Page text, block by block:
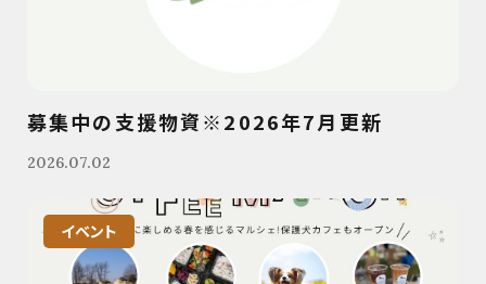
募集中の支援物資※2026年7月更新
2026.07.02
イベント